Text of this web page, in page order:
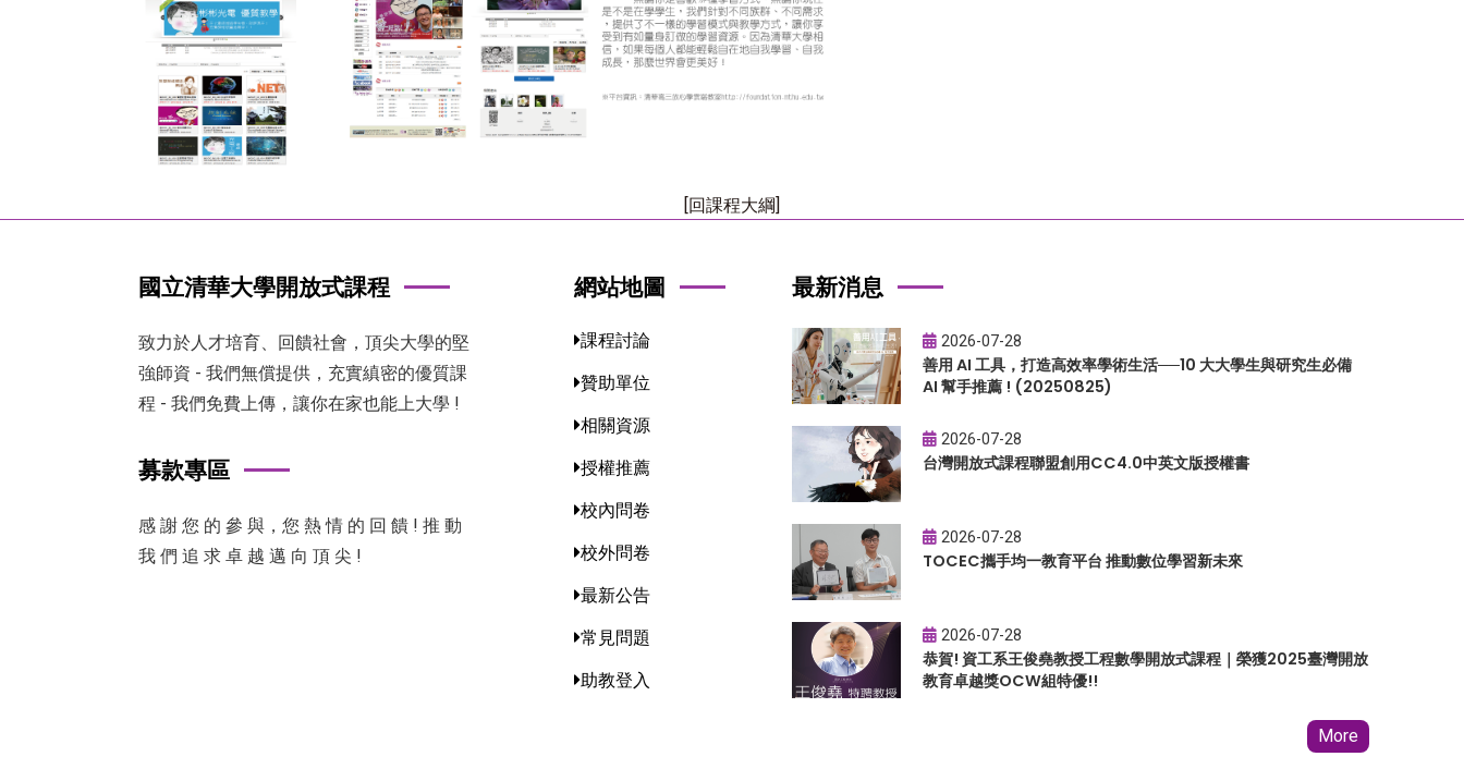
[回課程大綱]
國立清華大學開放式課程
致力於人才培育、回饋社會，頂尖大學的堅
強師資 - 我們無償提供，充實縝密的優質課
程 - 我們免費上傳，讓你在家也能上大學 !
募款專區
感 謝 您 的 參 與，您 熱 情 的 回 饋 ! 推 動
我 們 追 求 卓 越 邁 向 頂 尖 !
網站地圖
課程討論
贊助單位
相關資源
授權推薦
校內問卷
校外問卷
最新公告
常見問題
助教登入
最新消息
2026-07-28
善用 AI 工具，打造高效率學術生活──10 大大學生與研究生必備
AI 幫手推薦 ! (20250825)
2026-07-28
台灣開放式課程聯盟創用CC4.0中英文版授權書
2026-07-28
TOCEC攜手均一教育平台 推動數位學習新未來
2026-07-28
恭賀! 資工系王俊堯教授工程數學開放式課程｜榮獲2025臺灣開放
教育卓越獎OCW組特優!!
More